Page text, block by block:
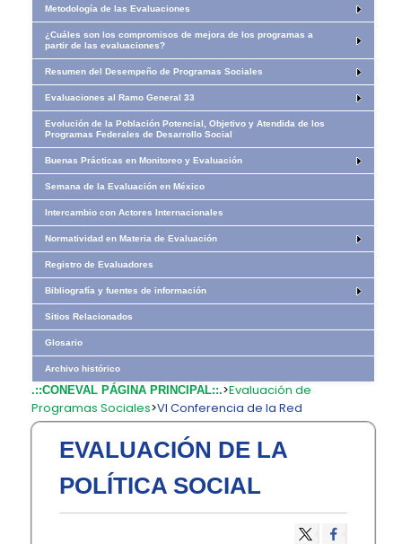
Metodología de las Evaluaciones
¿Cuáles son los compromisos de mejora de los programas a
partir de las evaluaciones?
Resumen del Desempeño de Programas Sociales
Evaluaciones al Ramo General 33
Evolución de la Población Potencial, Objetivo y Atendida de los
Programas Federales de Desarrollo Social
Buenas Prácticas en Monitoreo y Evaluación
​​​​​​Semana de la Evaluación en México
Intercambio con Actores Internacionales
Normatividad en Materia de Evaluación
Registro de Evaluadores
Bibliografía y fuentes de información
Sitios Relacionados
Glosario
Archivo histórico
.::CONEVAL PÁGINA PRINCIPAL::.>Evaluación de
Programas Sociales>VI Conferencia de la Red
EVALUACIÓN DE LA
POLÍTICA SOCIAL